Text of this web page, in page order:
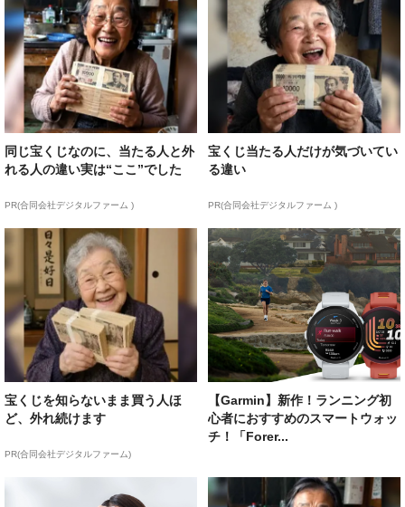
同じ宝くじなのに、当たる人と外
れる人の違い実は“ここ”でした
PR(合同会社デジタルファーム )
宝くじ当たる人だけが気づいてい
る違い
PR(合同会社デジタルファーム )
宝くじを知らないまま買う人ほ
ど、外れ続けます
PR(合同会社デジタルファーム)
【Garmin】新作！ランニング初
心者におすすめのスマートウォッ
チ！「Forer...